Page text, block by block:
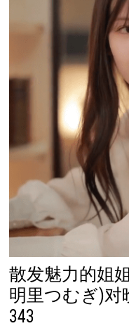
散发魅力的姐
明里つむぎ)对
343